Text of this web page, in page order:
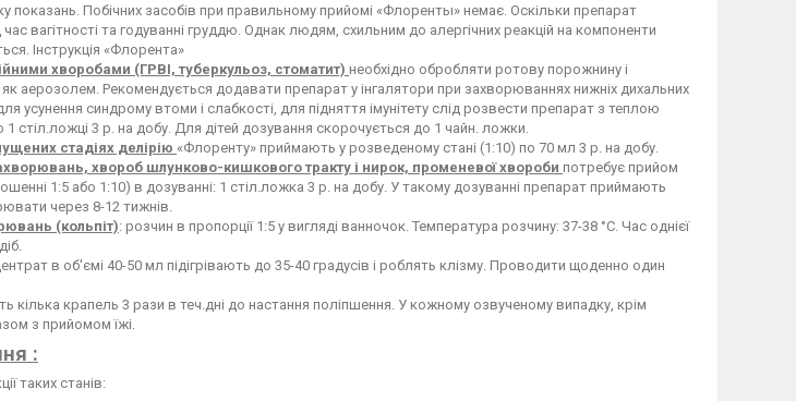
показань. Побічних засобів при правильному прийомі «Флоренты» немає. Оскільки препарат
вагітності та годуванні груддю. Однак людям, схильним до алергічних реакцій на компоненти
Інструкція «Флорента»
хворобами (ГРВІ, туберкульоз, стоматит) необхідно обробляти ротову порожнину і
аерозолем. Рекомендується додавати препарат у інгалятори при захворюваннях нижніх дихальних
усунення синдрому втоми і слабкості, для підняття імунітету слід розвести препарат з теплою
1 стіл.ложці 3 р. на добу. Для дітей дозування скорочується до 1 чайн. ложки.
стадіях делірію «Флоренту» приймають у розведеному стані (1:10) по 70 мл 3 р. на добу.
хвороб шлунково-кишкового тракту і нирок, променевої хвороби потребує прийом
1:5 або 1:10) в дозуванні: 1 стіл.ложка 3 р. на добу. У такому дозуванні препарат приймають
через 8-12 тижнів.
(кольпіт): розчин в пропорції 1:5 у вигляді ванночок. Температура розчину: 37-38 °С. Час однієї
в об'ємі 40-50 мл підігрівають до 35-40 градусів і роблять клізму. Проводити щоденно один
кілька крапель 3 рази в теч.дні до настання поліпшення. У кожному озвученому випадку, крім
з прийомом їжі.
:
таких станів: